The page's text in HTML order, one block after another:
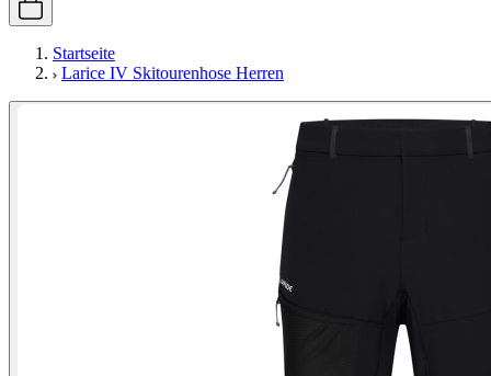
Startseite
Larice IV Skitourenhose Herren